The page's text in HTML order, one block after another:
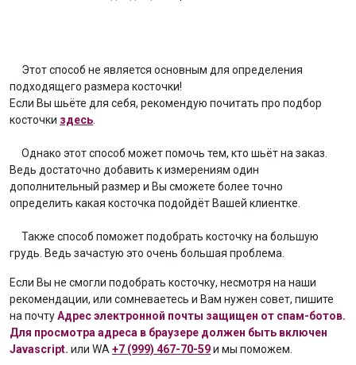
Этот способ не является основным для определения
подходящего размера косточки!
Если Вы шьёте для себя, рекомендую почитать про подбор
косточки здесь
Однако этот способ может помочь тем, кто шьёт на заказ.
Ведь достаточно добавить к измерениям один
дополнительный размер и Вы сможете более точно
определить какая косточка подойдёт Вашей клиентке.
Также способ поможет подобрать косточку на большую
грудь. Ведь зачастую это очень большая проблема.
Если Вы не смогли подобрать косточку, несмотря на наши
рекомендации, или сомневаетесь и Вам нужен совет, пишите
на почтуАдрес электронной почты защищен от спам-ботов.
Для просмотра адреса в браузере должен быть включен
Javascript. или WA +7 (999) 467-70-59и мы поможем.